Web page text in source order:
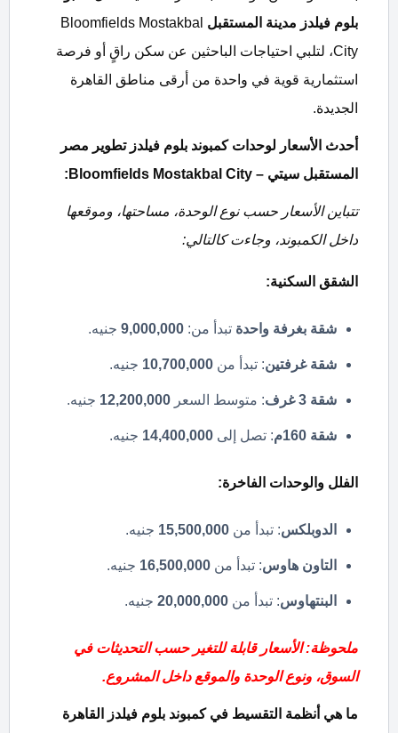
بلوم فيلدز مدينة المستقبل Bloomfields Mostakbal
City، لتلبي احتياجات الباحثين عن سكن راقٍ أو فرصة
استثمارية قوية في واحدة من أرقى مناطق القاهرة
الجديدة.
أحدث الأسعار لوحدات كمبوند بلوم فيلدز تطوير مصر
المستقبل سيتي – Bloomfields Mostakbal City:
تتباين الأسعار حسب نوع الوحدة، مساحتها، وموقعها
داخل الكمبوند، وجاءت كالتالي:
الشقق السكنية:
شقة بغرفة واحدة تبدأ من: 9,000,000 جنيه.
شقة غرفتين: تبدأ من 10,700,000 جنيه.
شقة 3 غرف : متوسط السعر 12,200,000 جنيه.
شقة 160م : تصل إلى 14,400,000 جنيه.
الفلل والوحدات الفاخرة:
الدوبلكس: تبدأ من 15,500,000 جنيه.
التاون هاوس: تبدأ من 16,500,000 جنيه.
البنتهاوس: تبدأ من 20,000,000 جنيه.
ملحوظة: الأسعار قابلة للتغير حسب التحديثات في
السوق، ونوع الوحدة والموقع داخل المشروع.
ما هي أنظمة التقسيط في كمبوند بلوم فيلدز القاهرة